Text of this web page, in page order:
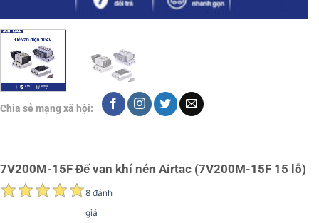
Chia sẻ mạng xã hội:
7V200M-15F Đế van khí nén Airtac (7V200M-15F 15 lỗ)
8 đánh
giá